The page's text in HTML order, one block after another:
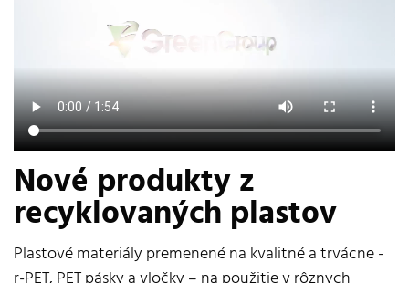
Nové produkty z
recyklovaných plastov
Plastové materiály premenené na kvalitné a trvácne -